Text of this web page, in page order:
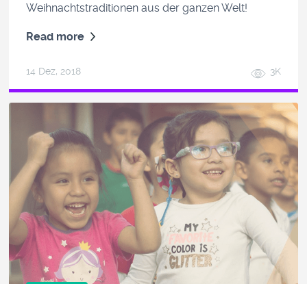
Weihnachtstraditionen aus der ganzen Welt!
Read more
14 Dez, 2018 3K